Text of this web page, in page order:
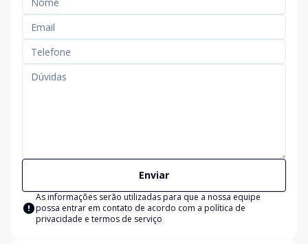
Enviar
As informações serão utilizadas para que a nossa equipe
possa entrar em contato de acordo com a política de
privacidade e termos de serviço